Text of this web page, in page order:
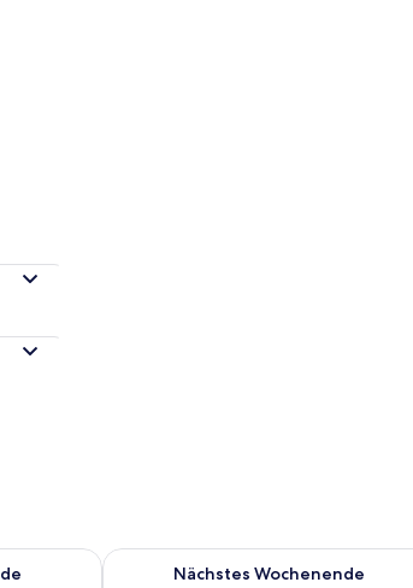
für dieses Wochenende, Aug. 7 - Aug. 9.
Nächstes Wochenende
Überprüfe die Verfügbarkeit für